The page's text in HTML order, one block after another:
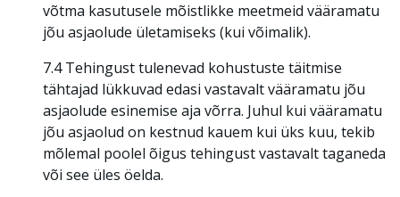
võtma kasutusele mõistlikke meetmeid vääramatu
jõu asjaolude ületamiseks (kui võimalik).
7.4 Tehingust tulenevad kohustuste täitmise
tähtajad lükkuvad edasi vastavalt vääramatu jõu
asjaolude esinemise aja võrra. Juhul kui vääramatu
jõu asjaolud on kestnud kauem kui üks kuu, tekib
mõlemal poolel õigus tehingust vastavalt taganeda
või see üles öelda.